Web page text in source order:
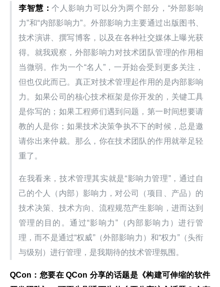
李智慧：个人影响力可以分为两个部分，“外部影响
力”和“内部影响力”。外部影响力主要通过出版图书、
技术演讲、撰写博客，以及在各种社交媒体上曝光获
得。就我观察，外部影响力对技术团队管理的作用相
当微弱。作为一个“名人”，一开始会受到更多关注，
但也仅此而已。真正对技术管理起作用的是内部影响
力。如果公司的核心技术框架是你开发的，关键工具
是你写的；如果工程师们遇到问题，第一时间想要请
教的人是你；如果技术决策争执不下的时候，总是邀
请你出来仲裁。那么，你在技术团队的作用就举足轻
重了。
在我看来，技术管理其实就是“影响力管理”，通过自
己的个人（内部）影响力，对公司（项目、产品）的
技术决策、技术方向、流程规范产生影响，进而达到
管理的目的。通过“影响力”（内部影响力）进行管
理，而不是通过“权威”（外部影响力）和“权力”（头衔
与级别）进行管理，是我期待的技术管理氛围。
QCon：您要在 QCon 分享的话题是《构建可伸缩的软件